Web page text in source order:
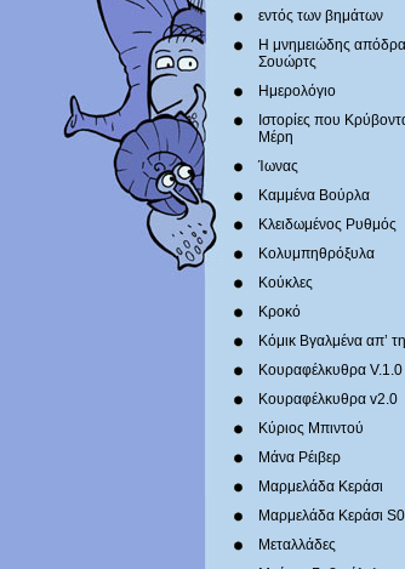
εντός των βημάτων
Η μνημειώδης
Σουώρτς
Ημερολόγιο
Ιστορίες που
Μέρη
Ίωνας
Καμμένα Βούρλα
Κλειδωμένος Ρυθμός
Κολυμπηθρόξυλα
Κούκλες
Κροκό
Κόμικ Βγαλμένα απ’
Κουραφέλκυθρα V.1.0
Κουραφέλκυθρα v2.0
Κύριος Μπιντού
Μάνα Ρέιβερ
Μαρμελάδα Κεράσι
Μαρμελάδα Κεράσι
Μεταλλάδες